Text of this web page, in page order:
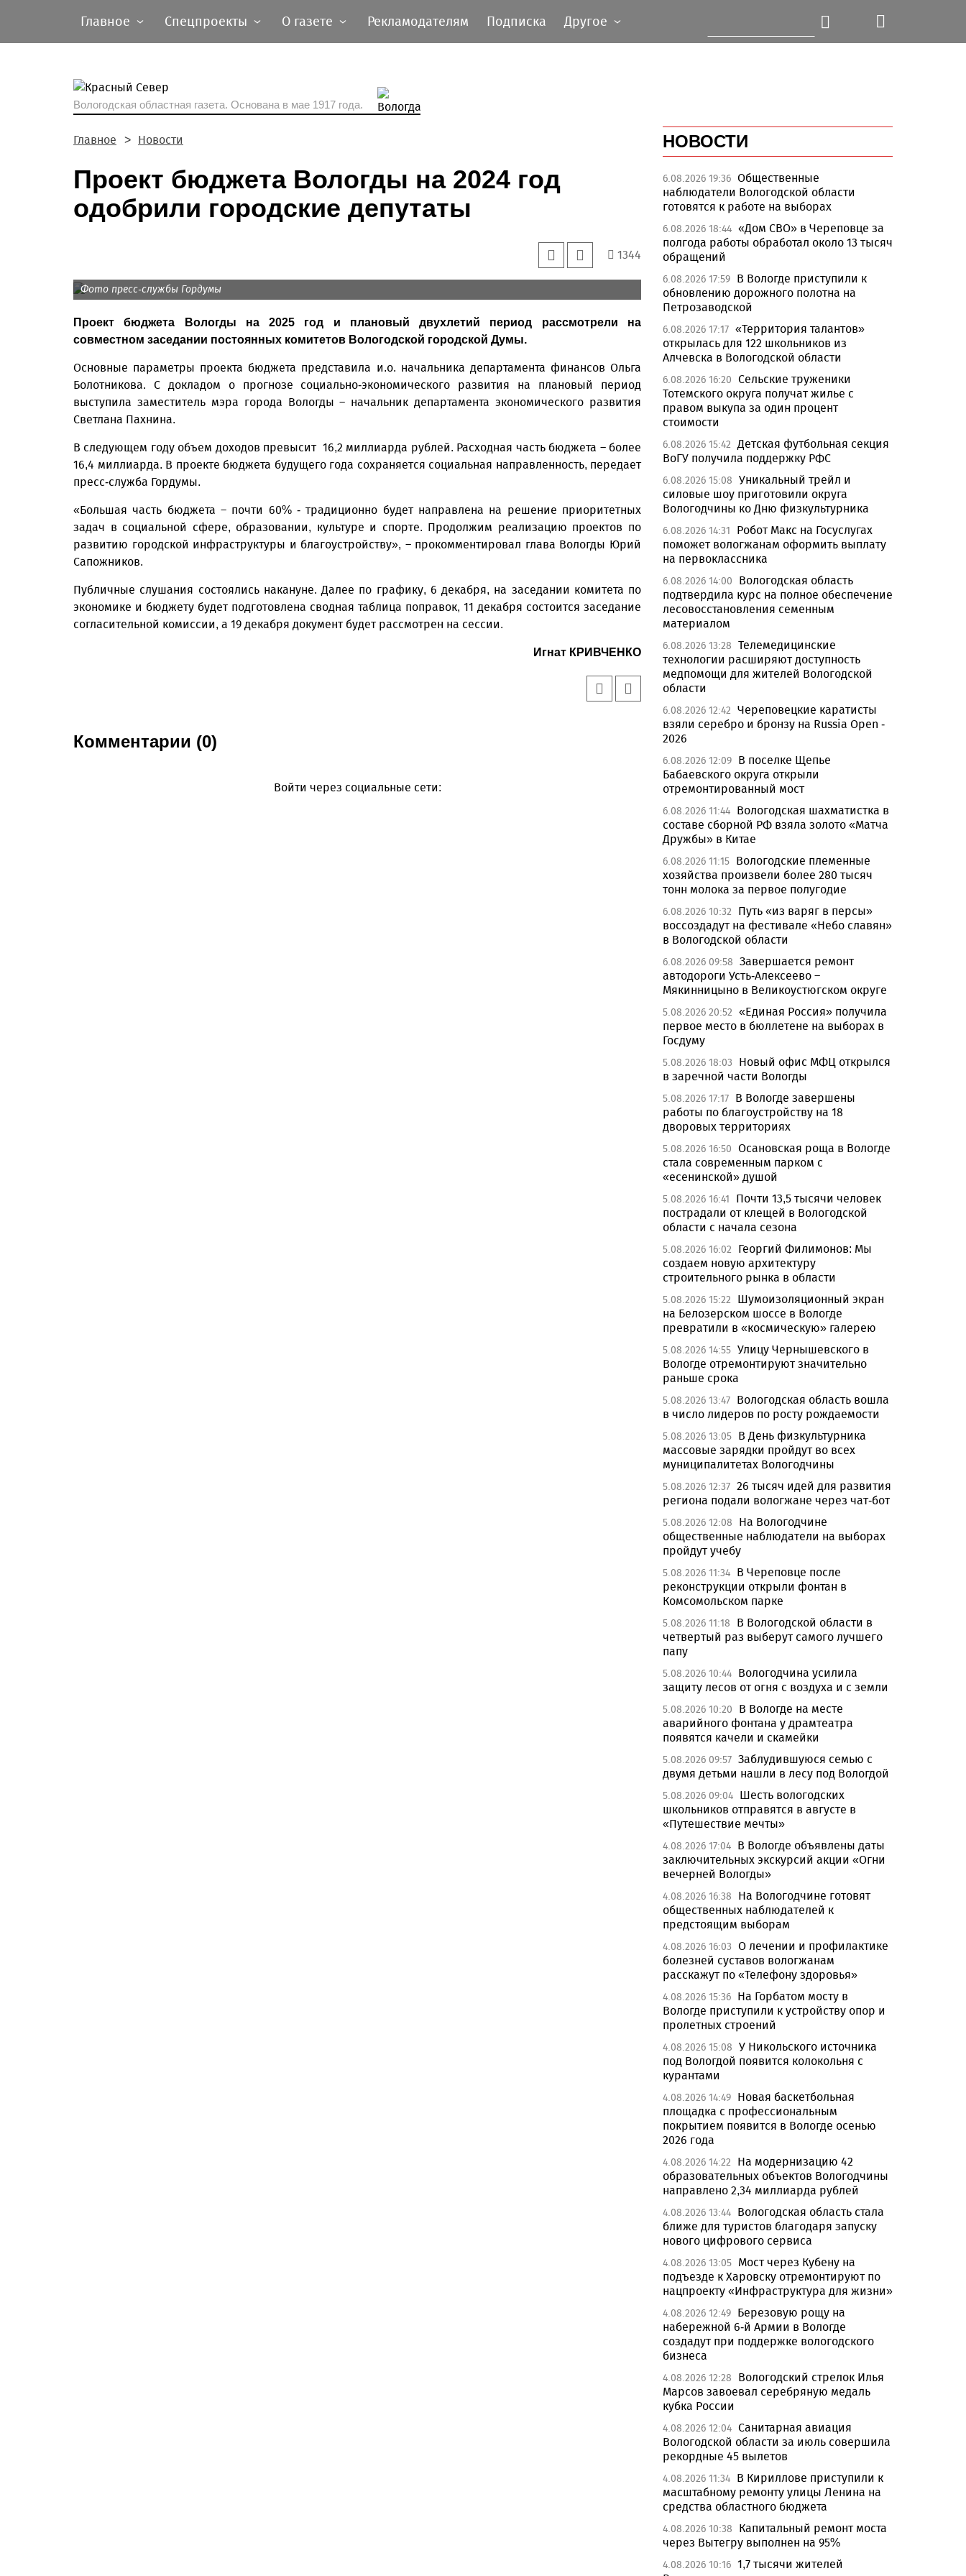
Главное Спецпроекты О газете Рекламодателям Подписка Другое
Вологодская областная газета. Основана в мае 1917 года.
Главное Новости
Проект бюджета Вологды на 2024 год
одобрили городские депутаты
1344
Фото пресс-службы Гордумы
Проект бюджета Вологды на 2025 год и плановый двухлетий период рассмотрели на
совместном заседании постоянных комитетов Вологодской городской Думы.
Основные параметры проекта бюджета представила и.о. начальника департамента финансов Ольга
Болотникова. С докладом о прогнозе социально-экономического развития на плановый период
выступила заместитель мэра города Вологды – начальник департамента экономического развития
Светлана Пахнина.
В следующем году объем доходов превысит 16,2 миллиарда рублей. Расходная часть бюджета – более
16,4 миллиарда. В проекте бюджета будущего года сохраняется социальная направленность, передает
пресс-служба Гордумы.
«Большая часть бюджета – почти 60% - традиционно будет направлена на решение приоритетных
задач в социальной сфере, образовании, культуре и спорте. Продолжим реализацию проектов по
развитию городской инфраструктуры и благоустройству», – прокомментировал глава Вологды Юрий
Сапожников.
Публичные слушания состоялись накануне. Далее по графику, 6 декабря, на заседании комитета по
экономике и бюджету будет подготовлена сводная таблица поправок, 11 декабря состоится заседание
согласительной комиссии, а 19 декабря документ будет рассмотрен на сессии.
Игнат КРИВЧЕНКО
Комментарии (0)
Войти через социальные сети:
НОВОСТИ
6.08.2026 19:36 Общественные
наблюдатели Вологодской области
готовятся к работе на выборах
6.08.2026 18:44 «Дом СВО» в Череповце за
полгода работы обработал около 13 тысяч
обращений
6.08.2026 17:59 В Вологде приступили к
обновлению дорожного полотна на
Петрозаводской
6.08.2026 17:17 «Территория талантов»
открылась для 122 школьников из
Алчевска в Вологодской области
6.08.2026 16:20 Сельские труженики
Тотемского округа получат жилье с
правом выкупа за один процент
стоимости
6.08.2026 15:42 Детская футбольная секция
ВоГУ получила поддержку РФС
6.08.2026 15:08 Уникальный трейл и
силовые шоу приготовили округа
Вологодчины ко Дню физкультурника
6.08.2026 14:31
Робот Макс на Госуслугах
поможет вологжанам оформить выплату
на первоклассника
6.08.2026 14:00
Вологодская область
подтвердила курс на полное обеспечение
лесовосстановления семенным
материалом
6.08.2026 13:28 Телемедицинские
технологии расширяют доступность
медпомощи для жителей Вологодской
области
6.08.2026 12:42 Череповецкие каратисты
взяли серебро и бронзу на Russia Open -
2026
6.08.2026 12:09 В поселке Щепье
Бабаевского округа открыли
отремонтированный мост
6.08.2026 11:44 Вологодская шахматистка в
составе сборной РФ взяла золото «Матча
Дружбы» в Китае
6.08.2026 11:15 Вологодские племенные
хозяйства произвели более 280 тысяч
тонн молока за первое полугодие
6.08.2026 10:32
Путь «из варяг в персы»
воссоздадут на фестивале «Небо славян»
в Вологодской области
6.08.2026 09:58 Завершается ремонт
автодороги Усть-Алексеево –
Мякинницыно в Великоустюгском округе
5.08.2026 20:52 «Единая Россия» получила
первое место в бюллетене на выборах в
Госдуму
5.08.2026 18:03
Новый офис МФЦ открылся
в заречной части Вологды
5.08.2026 17:17 В Вологде завершены
работы по благоустройству на 18
дворовых территориях
5.08.2026 16:50 Осановская роща в Вологде
стала современным парком с
«есенинской» душой
5.08.2026 16:41
Почти 13,5 тысячи человек
пострадали от клещей в Вологодской
области с начала сезона
5.08.2026 16:02
Георгий Филимонов: Мы
создаем новую архитектуру
строительного рынка в области
5.08.2026 15:22
Шумоизоляционный экран
на Белозерском шоссе в Вологде
превратили в «космическую» галерею
5.08.2026 14:55 Улицу Чернышевского в
Вологде отремонтируют значительно
раньше срока
5.08.2026 13:47 Вологодская область вошла
в число лидеров по росту рождаемости
5.08.2026 13:05 В День физкультурника
массовые зарядки пройдут во всех
муниципалитетах Вологодчины
5.08.2026 12:37 26 тысяч идей для развития
региона подали вологжане через чат-бот
5.08.2026 12:08
На Вологодчине
общественные наблюдатели на выборах
пройдут учебу
5.08.2026 11:34 В Череповце после
реконструкции открыли фонтан в
Комсомольском парке
5.08.2026 11:18
В Вологодской области в
четвертый раз выберут самого лучшего
папу
5.08.2026 10:44 Вологодчина усилила
защиту лесов от огня с воздуха и с земли
5.08.2026 10:20
В Вологде на месте
аварийного фонтана у драмтеатра
появятся качели и скамейки
5.08.2026 09:57 Заблудившуюся семью с
двумя детьми нашли в лесу под Вологдой
5.08.2026 09:04 Шесть вологодских
школьников отправятся в августе в
«Путешествие мечты»
4.08.2026 17:04 В Вологде объявлены даты
заключительных экскурсий акции «Огни
вечерней Вологды»
4.08.2026 16:38
На Вологодчине готовят
общественных наблюдателей к
предстоящим выборам
4.08.2026 16:03 О лечении и профилактике
болезней суставов вологжанам
расскажут по «Телефону здоровья»
4.08.2026 15:36 На Горбатом мосту в
Вологде приступили к устройству опор и
пролетных строений
4.08.2026 15:08 У Никольского источника
под Вологдой появится колокольня с
курантами
4.08.2026 14:49 Новая баскетбольная
площадка с профессиональным
покрытием появится в Вологде осенью
2026 года
4.08.2026 14:22
На модернизацию 42
образовательных объектов Вологодчины
направлено 2,34 миллиарда рублей
4.08.2026 13:44 Вологодская область стала
ближе для туристов благодаря запуску
нового цифрового сервиса
4.08.2026 13:05 Мост через Кубену на
подъезде к Харовску отремонтируют по
нацпроекту «Инфраструктура для жизни»
4.08.2026 12:49 Березовую рощу на
набережной 6-й Армии в Вологде
создадут при поддержке вологодского
бизнеса
4.08.2026 12:28
Вологодский стрелок Илья
Марсов завоевал серебряную медаль
кубка России
4.08.2026 12:04 Санитарная авиация
Вологодской области за июль совершила
рекордные 45 вылетов
4.08.2026 11:34 В Кириллове приступили к
масштабному ремонту улицы Ленина на
средства областного бюджета
4.08.2026 10:38
Капитальный ремонт моста
через Вытегру выполнен на 95%
4.08.2026 10:16 1,7 тысячи жителей